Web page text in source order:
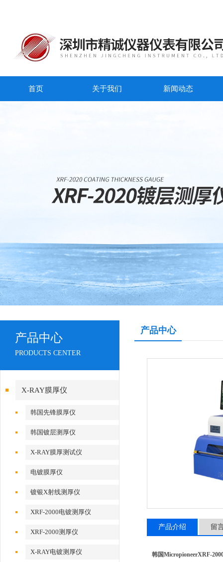
首页 关于我们 新闻动态
产品中心
PRODUCTS CENTER
X-RAY膜厚仪
韩国先锋膜厚仪
韩国镀层测厚仪
X-RAY膜厚测试仪
电镀膜厚仪
镀银X射线测厚仪
XRF-2000电镀测厚仪
XRF-2000测厚仪
X-RAY电镀测厚仪
产品中心
产品介绍 留
韩国MicropioneerXRF-